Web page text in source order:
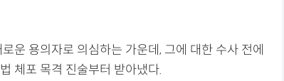
운 용의자로 의심하는 가운데, 그에 대한 수사 전에
체포 목격 진술부터 받아냈다.